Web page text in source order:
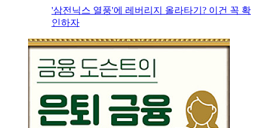
'삼전닉스 열풍'에 레버리지 올라타기? 이건 꼭 확
인하자